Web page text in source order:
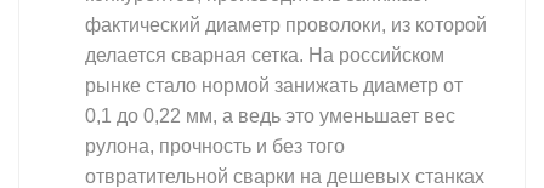
фактический диаметр проволоки, из которой
делается сварная сетка. На российском
рынке стало нормой занижать диаметр от
0,1 до 0,22 мм, а ведь это уменьшает вес
рулона, прочность и без того
отвратительной сварки на дешевых станках